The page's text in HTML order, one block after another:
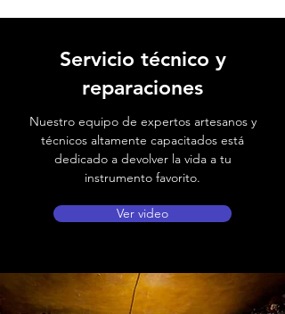
Servicio técnico y
reparaciones
Nuestro equipo de expertos artesanos y
técnicos altamente capacitados está
dedicado a devolver la vida a tu
instrumento favorito.
Ver video